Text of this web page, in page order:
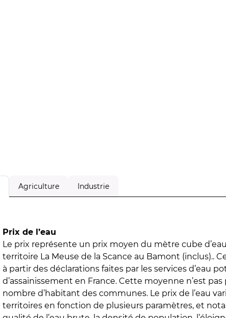
Agriculture Industrie
Prix de l’eau
Le prix représente un prix moyen du mètre cube
territoire La Meuse de la Scance au Bamont (inclus)..
à partir des déclarations faites par les services d’eau
d’assainissement en France. Cette moyenne n’est
nombre d’habitant des communes. Le prix de l’eau
territoires en fonction de plusieurs paramètres, et